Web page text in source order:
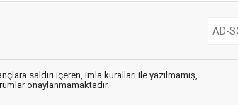
saldırı içeren, imla kuralları ile yazılmamış,
onaylanmamaktadır.